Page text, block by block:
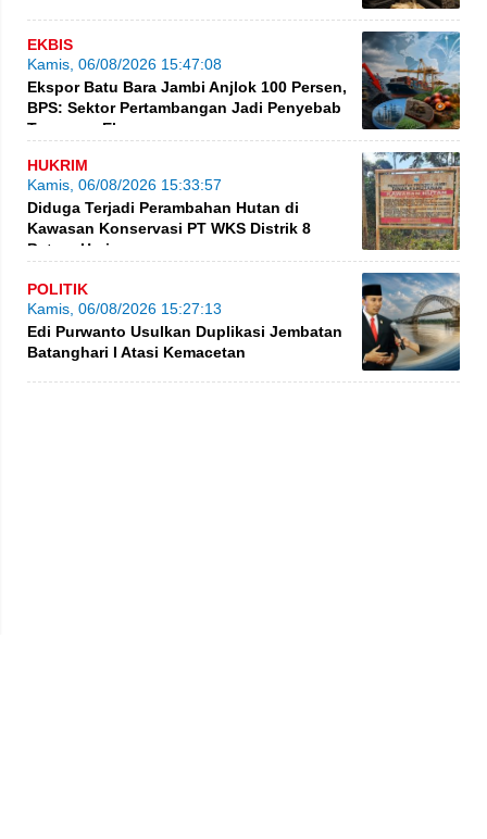
EKBIS
Kamis, 06/08/2026 15:47:08
Ekspor Batu Bara Jambi Anjlok 100 Persen,
BPS: Sektor Pertambangan Jadi Penyebab
Turunnya Ekspor
HUKRIM
Kamis, 06/08/2026 15:33:57
Diduga Terjadi Perambahan Hutan di
Kawasan Konservasi PT WKS Distrik 8
BatangHari
POLITIK
Kamis, 06/08/2026 15:27:13
Edi Purwanto Usulkan Duplikasi Jembatan
Batanghari I Atasi Kemacetan